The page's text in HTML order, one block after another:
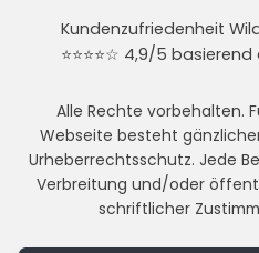
Kundenzufriedenheit
⭐⭐⭐⭐☆ 4,9/5
Alle Rechte vorbehalten.
Webseite besteht
Urheberrechtsschutz. Jede
Verbreitung und/oder
schriftlicher